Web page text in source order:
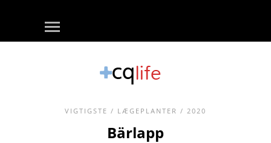
VIGTIGSTE / LÆGEPLANTER / 2020
Bärlapp